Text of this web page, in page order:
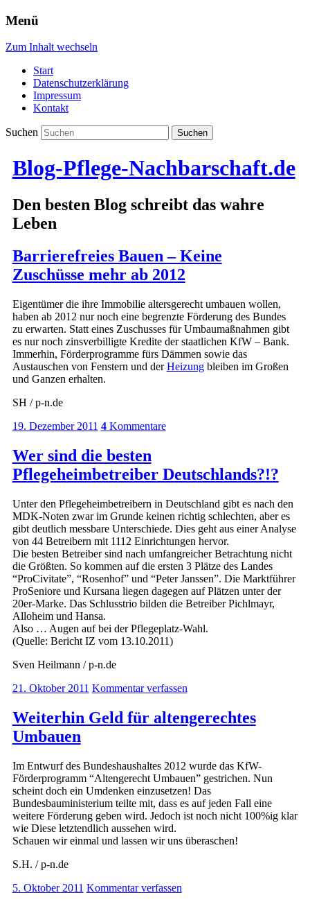
Menü
Zum Inhalt wechseln
Start
Datenschutzerklärung
Impressum
Kontakt
Suchen
Blog-Pflege-Nachbarschaft.de
Den besten Blog schreibt das wahre
Leben
Barrierefreies Bauen – Keine
Zuschüsse mehr ab 2012
Eigentümer die ihre Immobilie altersgerecht umbauen wollen,
haben ab 2012 nur noch eine begrenzte Förderung des Bundes
zu erwarten. Statt eines Zuschusses für Umbaumaßnahmen gibt
es nur noch zinsverbilligte Kredite der staatlichen KfW – Bank.
Immerhin, Förderprogramme fürs Dämmen sowie das
Austauschen von Fenstern und derHeizungbleiben im Großen
und Ganzen erhalten.
SH / p-n.de
19. Dezember 2011 4Kommentare
Wer sind die besten
Pflegeheimbetreiber Deutschlands?!?
Unter den Pflegeheimbetreibern in Deutschland gibt es nach den
MDK-Noten zwar im Grunde keinen richtig schlechten, aber es
gibt deutlich messbare Unterschiede. Dies geht aus einer Analyse
von 44 Betreibern mit 1112 Einrichtungen hervor.
Die besten Betreiber sind nach umfangreicher Betrachtung nicht
die Größten. So kommen auf die ersten 3 Plätze des Landes
“ProCivitate”, “Rosenhof” und “Peter Janssen”. Die Marktführer
ProSeniore und Kursana liegen dagegen auf Plätzen unter der
20er-Marke. Das Schlusstrio bilden die Betreiber Pichlmayr,
Alloheim und Hansa.
Also … Augen auf bei der Pflegeplatz-Wahl.
(Quelle: Bericht IZ vom 13.10.2011)
Sven Heilmann / p-n.de
21. Oktober 2011 Kommentar verfassen
Weiterhin Geld für altengerechtes
Umbauen
Im Entwurf des Bundeshaushaltes 2012 wurde das KfW-
Förderprogramm “Altengerecht Umbauen” gestrichen. Nun
scheint doch ein Umdenken einzusetzen! Das
Bundesbauministerium teilte mit, dass es auf jeden Fall eine
weitere Förderung geben wird. Jedoch ist noch nicht 100%ig klar
wie Diese letztendlich aussehen wird.
Schauen wir einmal und lassen wir uns überaschen!
S.H. / p-n.de
5. Oktober 2011 Kommentar verfassen